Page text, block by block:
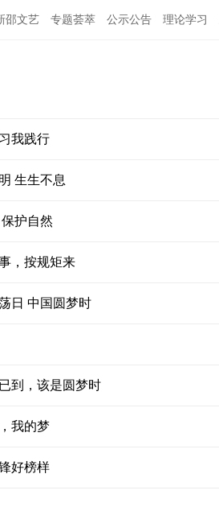
邵文艺 专题荟萃 公示公告 理论学习
我践行
生生不息
护自然
，按规矩来
日 中国圆梦时
到，该是圆梦时
我的梦
好榜样